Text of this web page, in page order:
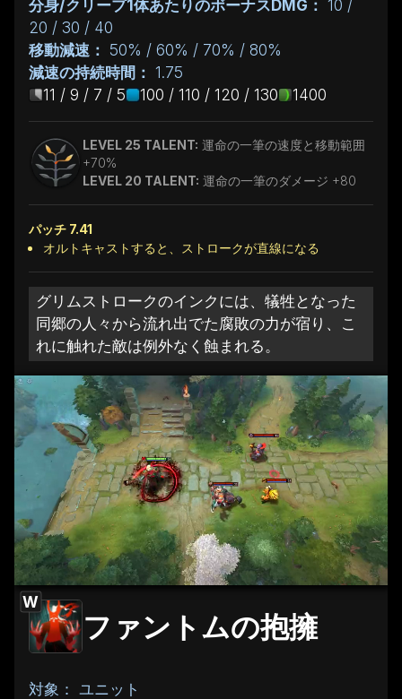
分身/クリープ1体あたりのボーナスDMG： 10 /
20 / 30 / 40
移動減速： 50% / 60% / 70% / 80%
減速の持続時間： 1.75
11 / 9 / 7 / 5
100 / 110 / 120 / 130 1400
LEVEL 25 TALENT: 運命の一筆の速度と移動範囲
+70%
LEVEL 20 TALENT: 運命の一筆のダメージ +80
パッチ 7.41
オルトキャストすると、ストロークが直線になる
グリムストロークのインクには、犠牲となった
同郷の人々から流れ出でた腐敗の力が宿り、こ
れに触れた敵は例外なく蝕まれる。
W
ファントムの抱擁
対象： ユニット